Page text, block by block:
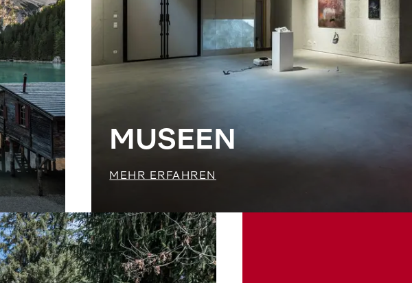
MUSEEN
MEHR ERFAHREN